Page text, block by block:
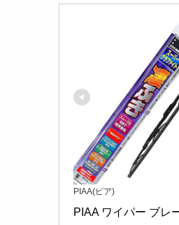
PIAA(ピア)
PIAA ワイパー ブレ